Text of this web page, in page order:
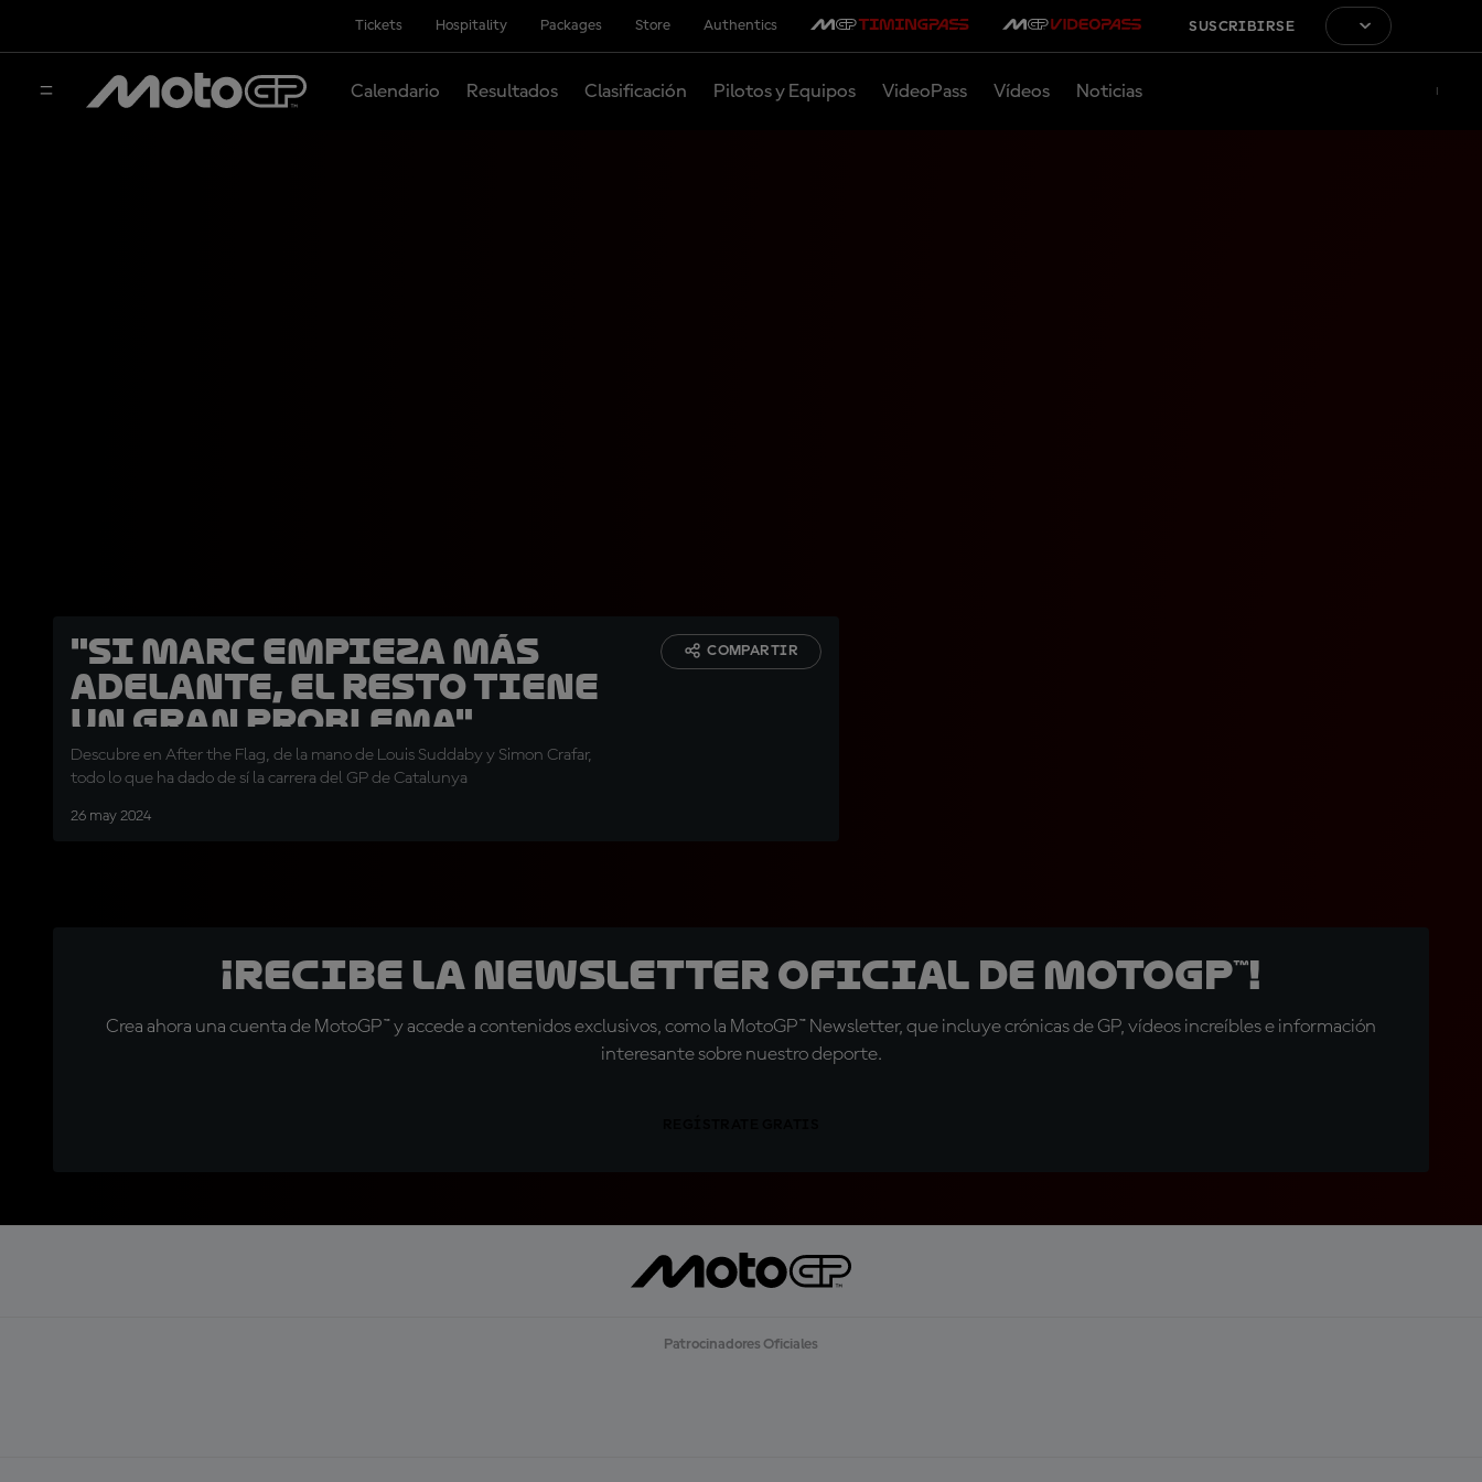
Tickets Hospitality Packages Store Authentics SUSCRIBIRSE
Calendario Resultados Clasificación Pilotos y Equipos VideoPass Vídeos Noticias
"Si Marc empieza más
adelante, el resto tiene
un gran problema"
Descubre en After the Flag, de la mano de Louis Suddaby y Simon Crafar,
todo lo que ha dado de sí la carrera del GP de Catalunya
26 may 2024
COMPARTIR
¡Recibe la Newsletter oficial de MotoGP™!
Crea ahora una cuenta de MotoGP™ y accede a contenidos exclusivos, como la MotoGP™ Newsletter, que incluye crónicas de GP, vídeos increíbles e información
interesante sobre nuestro deporte.
Patrocinadores Oficiales